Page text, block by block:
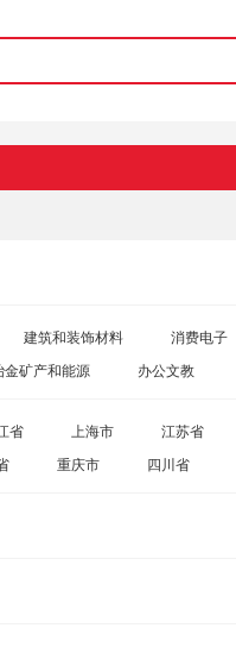
建筑和装饰材料 消费电子
金矿产和能源
办公文教
省 上海市 江苏省
重庆市 四川省